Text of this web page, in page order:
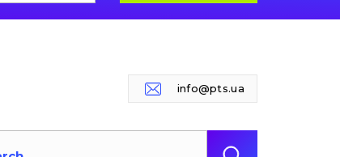
info@pts.ua